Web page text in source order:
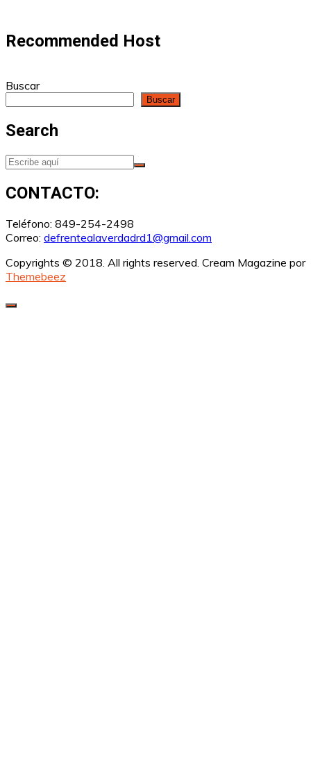
Recommended Host
Buscar
Buscar
Search
CONTACTO:
Teléfono: 849-254-2498
Correo: defrentealaverdadrd1@gmail.com
Copyrights © 2018. All rights reserved. Cream Magazine por
Themebeez